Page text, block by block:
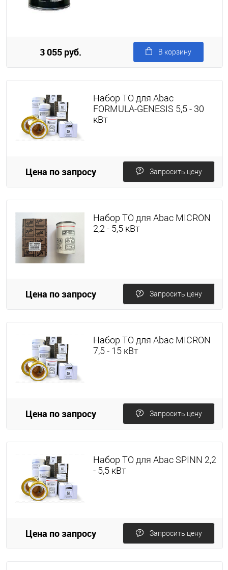
3 055 руб. В корзину
Набор ТО для Abac
FORMULA-GENESIS 5,5 - 30
кВт
Цена по запросу Запросить цену
Набор ТО для Abac MICRON
2,2 - 5,5 кВт
Цена по запросу Запросить цену
Набор ТО для Abac MICRON
7,5 - 15 кВт
Цена по запросу Запросить цену
Набор ТО для Abac SPINN 2,2
- 5,5 кВт
Цена по запросу Запросить цену